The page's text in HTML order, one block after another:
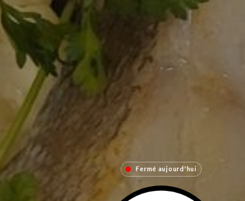
Fermé aujourd'hui